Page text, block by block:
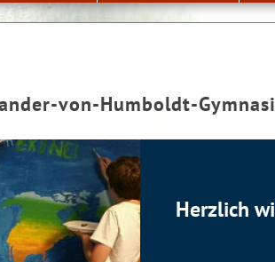
von-Humboldt-
Herzlich